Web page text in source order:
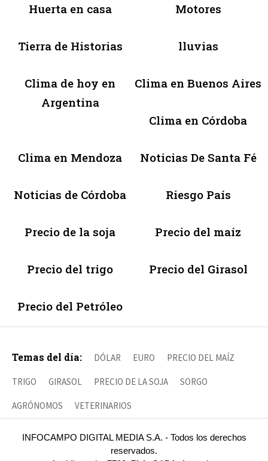
Huerta en casa Motores
Tierra de Historias lluvias
Clima de hoy en
Argentina
Clima en Buenos Aires
Clima en Córdoba
Clima en Mendoza Noticias De Santa Fé
Noticias de Córdoba Riesgo País
Precio de la soja Precio del maíz
Precio del trigo Precio del Girasol
Precio del Petróleo
Temas del día: DÓLAR EURO PRECIO DEL MAÍZ
TRIGO GIRASOL PRECIO DE LA SOJA SORGO
AGRÓNOMOS VETERINARIOS
INFOCAMPO DIGITAL MEDIA S.A. - Todos los derechos
reservados.